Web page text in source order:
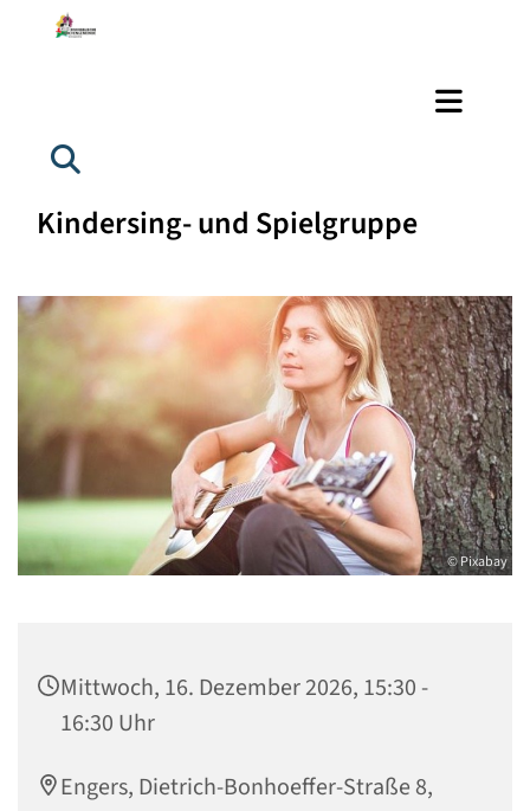
Kindersing- und Spielgruppe
© Pixabay
Mittwoch, 16. Dezember 2026, 15:30 -
16:30 Uhr
Engers, Dietrich-Bonhoeffer-Straße 8,